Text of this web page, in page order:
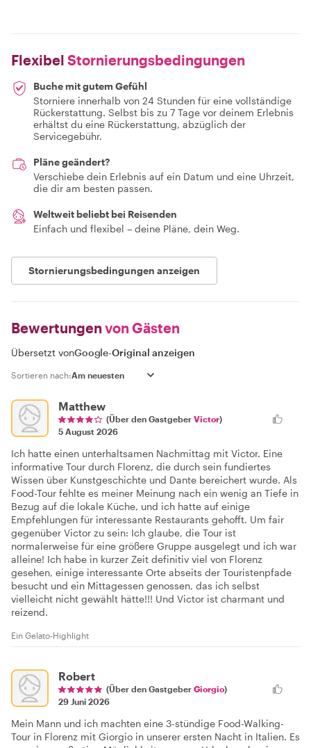
Flexibel Stornierungsbedingungen
Buche mit gutem Gefühl
Storniere innerhalb von 24 Stunden für eine vollständige
Rückerstattung. Selbst bis zu 7 Tage vor deinem Erlebnis
erhältst du eine Rückerstattung, abzüglich der
Servicegebühr.
Pläne geändert?
Verschiebe dein Erlebnis auf ein Datum und eine Uhrzeit,
die dir am besten passen.
Weltweit beliebt bei Reisenden
Einfach und flexibel – deine Pläne, dein Weg.
Stornierungsbedingungen anzeigen
Bewertungen von Gästen
Übersetzt vonGoogle-Original anzeigen
Sortieren nach:
Matthew
(Über den Gastgeber Victor)
5 August 2026
Ich hatte einen unterhaltsamen Nachmittag mit Victor. Eine
informative Tour durch Florenz, die durch sein fundiertes
Wissen über Kunstgeschichte und Dante bereichert wurde. Als
Food-Tour fehlte es meiner Meinung nach ein wenig an Tiefe in
Bezug auf die lokale Küche, und ich hatte auf einige
Empfehlungen für interessante Restaurants gehofft. Um fair
gegenüber Victor zu sein: Ich glaube, die Tour ist
normalerweise für eine größere Gruppe ausgelegt und ich war
alleine! Ich habe in kurzer Zeit definitiv viel von Florenz
gesehen, einige interessante Orte abseits der Touristenpfade
besucht und ein Mittagessen genossen, das ich selbst
vielleicht nicht gewählt hätte!!! Und Victor ist charmant und
reizend.
Ein Gelato-Highlight
Robert
(Über den Gastgeber Giorgio)
29 Juni 2026
Mein Mann und ich machten eine 3-stündige Food-Walking-
Tour in Florenz mit Giorgio in unserer ersten Nacht in Italien. Es